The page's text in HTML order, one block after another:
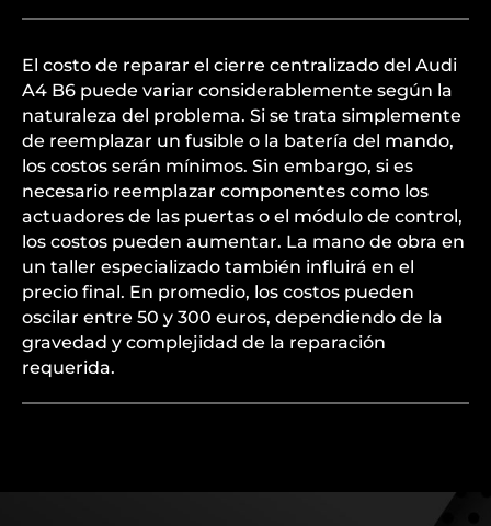
El costo de reparar el cierre centralizado del Audi
A4 B6 puede variar considerablemente según la
naturaleza del problema. Si se trata simplemente
de reemplazar un fusible o la batería del mando,
los costos serán mínimos. Sin embargo, si es
necesario reemplazar componentes como los
actuadores de las puertas o el módulo de control,
los costos pueden aumentar. La mano de obra en
un taller especializado también influirá en el
precio final. En promedio, los costos pueden
oscilar entre 50 y 300 euros, dependiendo de la
gravedad y complejidad de la reparación
requerida.